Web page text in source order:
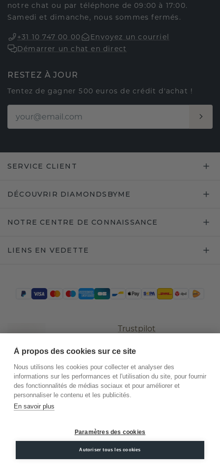
notre chat ou par téléphone de 09:00 à 17:00.
Samedi et dimanche, nous sommes fermés.
+31 10 747 00 00
Envoyez un courriel
Démarrer un chat en direct
RESTEZ À JOUR
Tentez de gagner 500 euros de crédit d'achat !
SERVICE CLIENT
DÉCOUVRIR DIAMONDSBYME
NOTRE CENTRE DE CONNAISSANCE
LIENS EN VEDETTE
Trustpilot
.DiamondsByMe
Conditions
Confidentialité
Mentions
À propos des cookies sur ce site
Nous utilisons les cookies pour collecter et analyser des
informations sur les performances et l'utilisation du site, pour fournir
des fonctionnalités de médias sociaux et pour améliorer et
personnaliser le contenu et les publicités.
En savoir plus
Paramètres des cookies
Autoriser tous les cookies